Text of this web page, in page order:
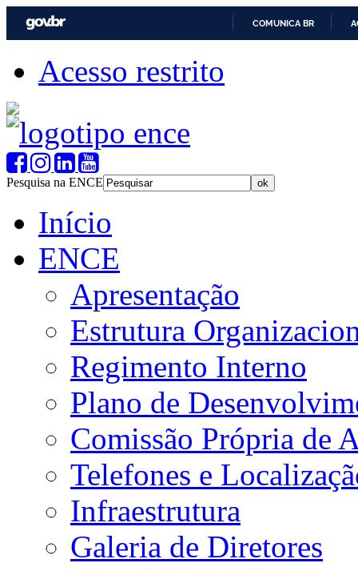
COMUNICA BR
Acesso restrito
Pesquisa na ENCE
Início
ENCE
Apresentação
Estrutura
Regimento Interno
Plano de
Comissão Própria de
Telefones e
Infraestrutura
Galeria de Diretores